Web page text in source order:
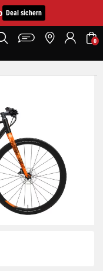
Deal sichern
0